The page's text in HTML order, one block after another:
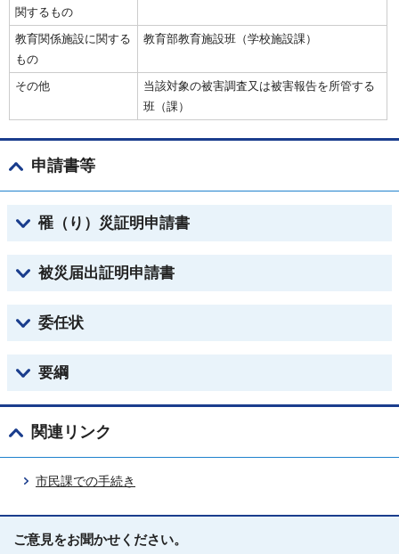
関するもの
教育関係施設に関する
もの
教育部教育施設班（学校施設課）
その他
当該対象の被害調査又は被害報告を所管する
班（課）
申請書等
罹（り）災証明申請書
被災届出証明申請書
委任状
要綱
関連リンク
市民課での手続き
ご意見をお聞かせください。